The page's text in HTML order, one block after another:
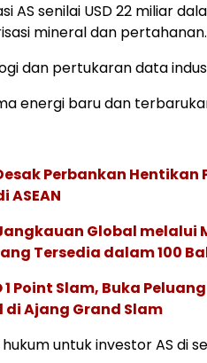
AS senilai USD 22 miliar
mineral dan pertahanan.
dan pertukaran data
energi baru dan
Perbankan
ASEAN
Global melalui
Tersedia dalam 100
Point Slam, Buka
Ajang Grand Slam
untuk investor AS di